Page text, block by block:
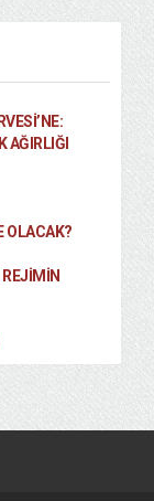
AĞIRLIĞI
OLACAK?